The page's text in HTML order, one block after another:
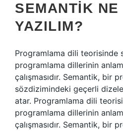
SEMANTIK NE
YAZILIM?
Programlama dili teorisinde
programlama dillerinin
çalışmasıdır. Semantik, bir
sözdizimindeki geçerli
atar. Programlama dili
programlama dillerinin
çalışmasıdır. Semantik, bir